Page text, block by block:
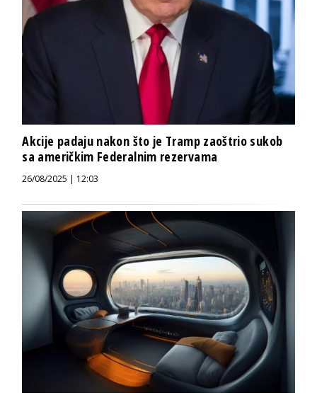
Akcije padaju nakon što je Tramp zaoštrio sukob
sa američkim Federalnim rezervama
26/08/2025 | 12:03